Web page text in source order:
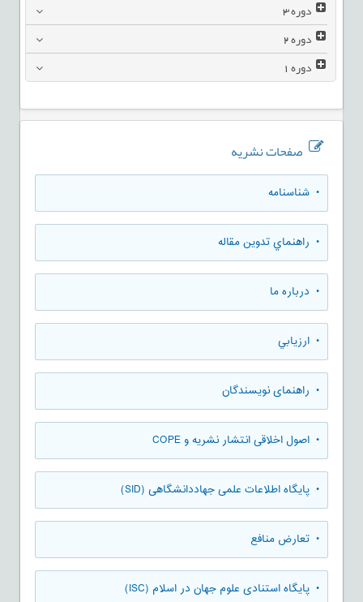
دوره3
دوره2
دوره1
صفحات نشریه
• شناسنامه
• راهنماي تدوين مقاله
• درباره ما
• ارزيابي
• راهنمای نویسندگان
• اصول اخلاقی انتشار نشریه و COPE
• پایگاه اطلاعات علمی جهاددانشگاهی (SID)
• تعارض منافع
• پایگاه استنادی علوم جهان در اسلام (ISC)